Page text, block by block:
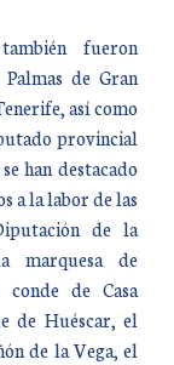
fueron
de Gran
así como
provincial
han destacado
a la labor de las
de la
marquesa de
de Casa
de Huéscar, el
de la Vega, el